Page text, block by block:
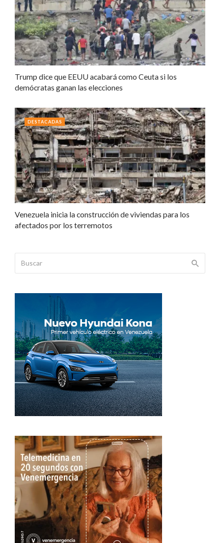
Trump dice que EEUU acabará como Ceuta si los
demócratas ganan las elecciones
Venezuela inicia la construcción de viviendas para los
afectados por los terremotos
DESTACADAS